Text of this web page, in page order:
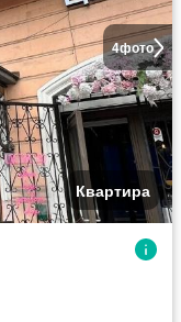
4фото
Квартира